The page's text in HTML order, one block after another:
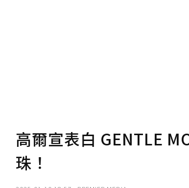
高爾宣表白 GENTLE
珠！